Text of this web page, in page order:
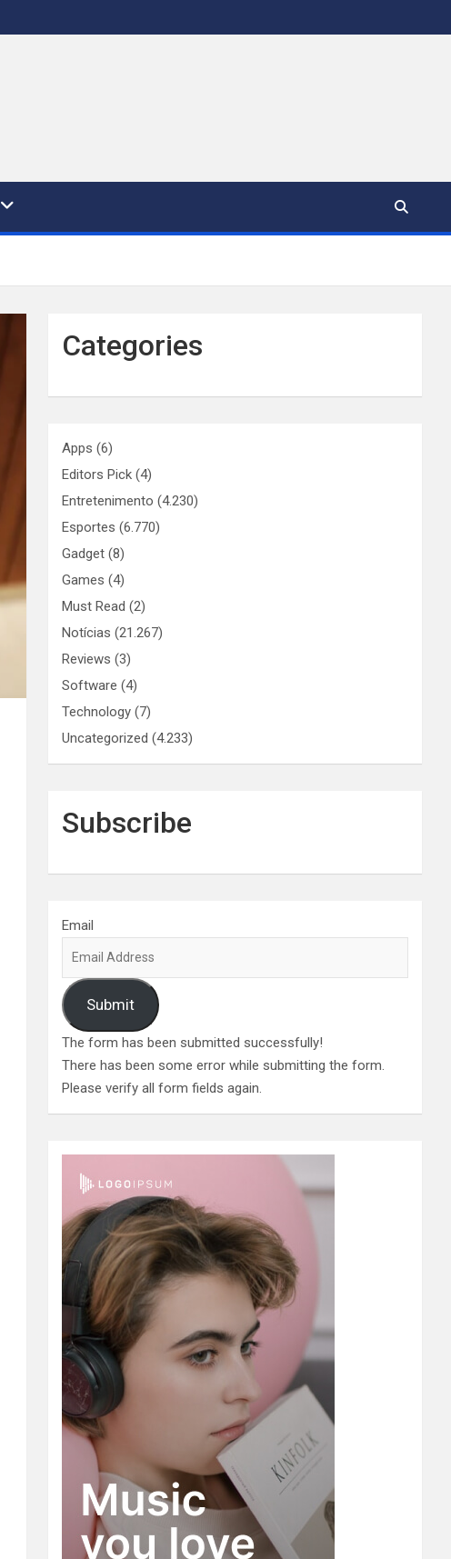
Categories
Apps (6)
Editors Pick (4)
Entretenimento (4.230)
Esportes (6.770)
Gadget (8)
Games (4)
Must Read (2)
Notícias (21.267)
Reviews (3)
Software (4)
Technology (7)
Uncategorized (4.233)
Subscribe
Email
Submit
The form has been submitted successfully!
There has been some error while submitting the form.
Please verify all form fields again.